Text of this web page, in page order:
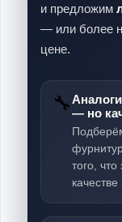
и предложим
— или более
цене.
🔧— но
того,